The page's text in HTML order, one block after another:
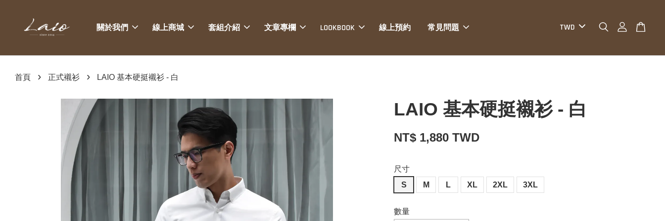
關於我們 線上商城 套組介紹 文章專欄 LOOKBOOK 線上預約 常見問題
首頁 › 正式襯衫 › LAIO 基本硬挺襯衫 - 白
LAIO 基本硬挺襯衫 - 白
NT$ 1,880 TWD
尺寸
S
M L XL 2XL 3XL
數量